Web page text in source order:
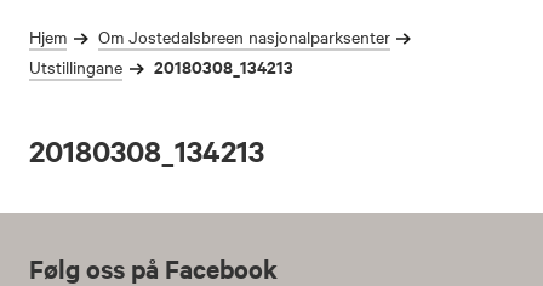
Hjem
Om Jostedalsbreen nasjonalparksenter
Utstillingane
20180308_134213
20180308_134213
Følg oss på Facebook